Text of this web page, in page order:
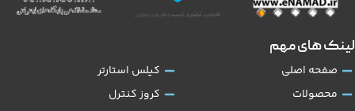
لینک های مهم
صفحه اصلی
محصولات
کیلس استارتر
کروز کنترل